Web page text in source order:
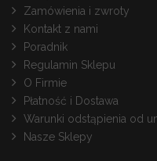
Zamówienia i zwroty
Kontakt z nami
Poradnik
Regulamin Sklepu
O Firmie
Płatność i Dostawa
Warunki odstąpienia od
Nasze Sklepy